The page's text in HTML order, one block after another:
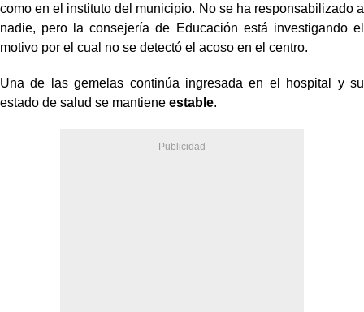
como en el instituto del municipio. No se ha responsabilizado a
nadie, pero la consejería de Educación está investigando el
motivo por el cual no se detectó el acoso en el centro.
Una de las gemelas continúa ingresada en el hospital y su
estado de salud se mantiene estable.